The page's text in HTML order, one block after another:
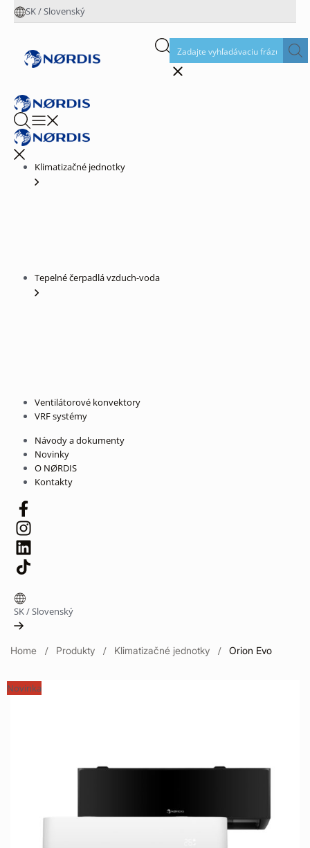
SK/Slovenský
Klimatizačné jednotky
Tepelné čerpadlá vzduch-voda
Ventilátorové konvektory
VRF systémy
Návody a dokumenty
Novinky
O NØRDIS
Kontakty
SK/Slovenský
Home Produkty Klimatizačné jednotky Orion Evo
Novinka